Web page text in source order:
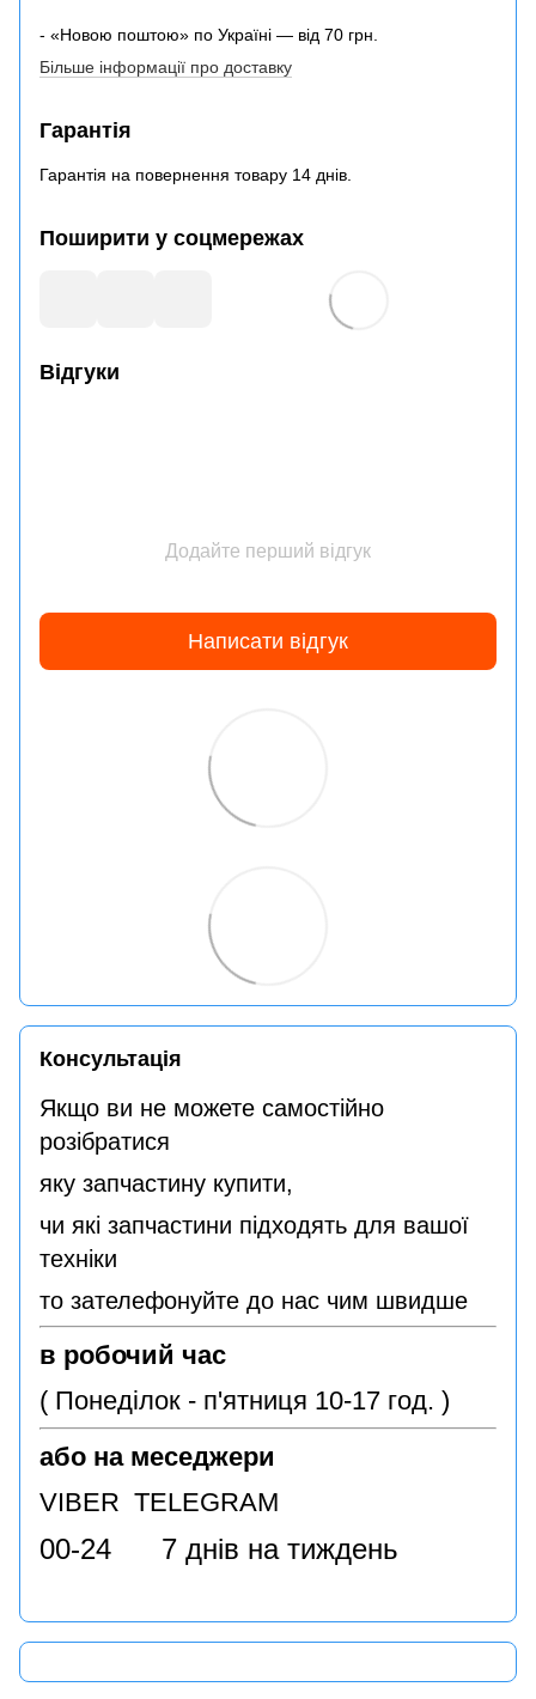
- «Новою поштою» по Україні — від 70 грн.
Більше інформації про доставку
Гарантія
Гарантія на повернення товару 14 днів.
Поширити у соцмережах
Відгуки
Додайте перший відгук
Написати відгук
Консультація
Якщо ви не можете самостійно
розібратися
яку запчастину купити,
чи які запчастини підходять для вашої
техніки
то зателефонуйте до нас чим швидше
в робочий час
( Понеділок - п'ятниця 10-17 год. )
або на меседжери
VIBER TELEGRAM
00-24 7 днів на тиждень